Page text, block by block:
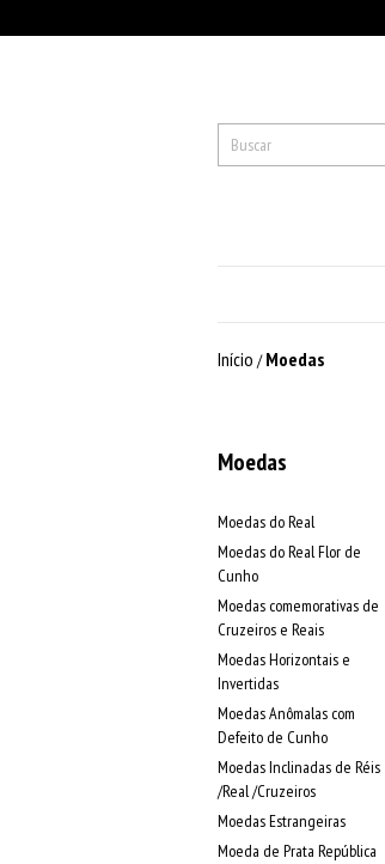
Início / Moedas
Moedas
Moedas do Real
Moedas do Real Flor de
Cunho
Moedas comemorativas de
Cruzeiros e Reais
Moedas Horizontais e
Invertidas
Moedas Anômalas com
Defeito de Cunho
Moedas Inclinadas de Réis
/Real /Cruzeiros
Moedas Estrangeiras
Moeda de Prata República